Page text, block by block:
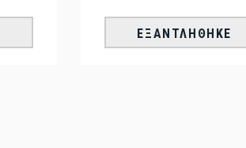
ΕΞΑΝΤΛΉΘΗΚΕ